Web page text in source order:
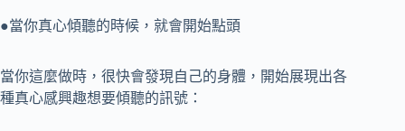
●當你真心傾聽的時候，就會開始點頭
當你這麼做時，很快會發現自己的身體，開始展現出各
種真心感興趣想要傾聽的訊號：